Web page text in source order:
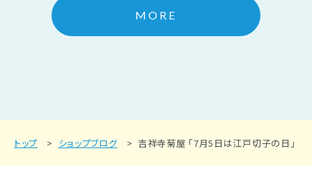
MORE
トップ ショップブログ 吉祥寺菊屋 「7月5日は江戸切子の日」